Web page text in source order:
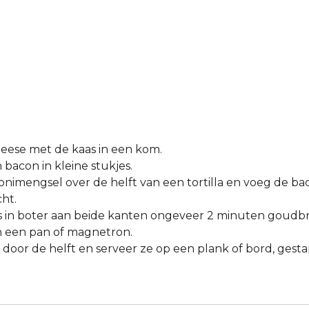
met de kaas in een kom.
bacon in kleine stukjes.
over de helft van een tortilla en voeg de
in boter aan beide kanten ongeveer 2 minuten
een pan of magnetron.
door de helft en serveer ze op een plank of bord,